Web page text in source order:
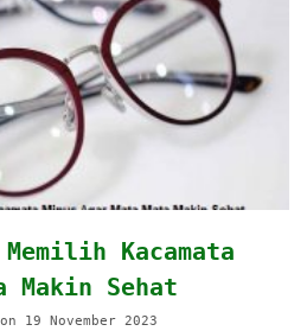
Kacamata
Makin Sehat
19 November 2023